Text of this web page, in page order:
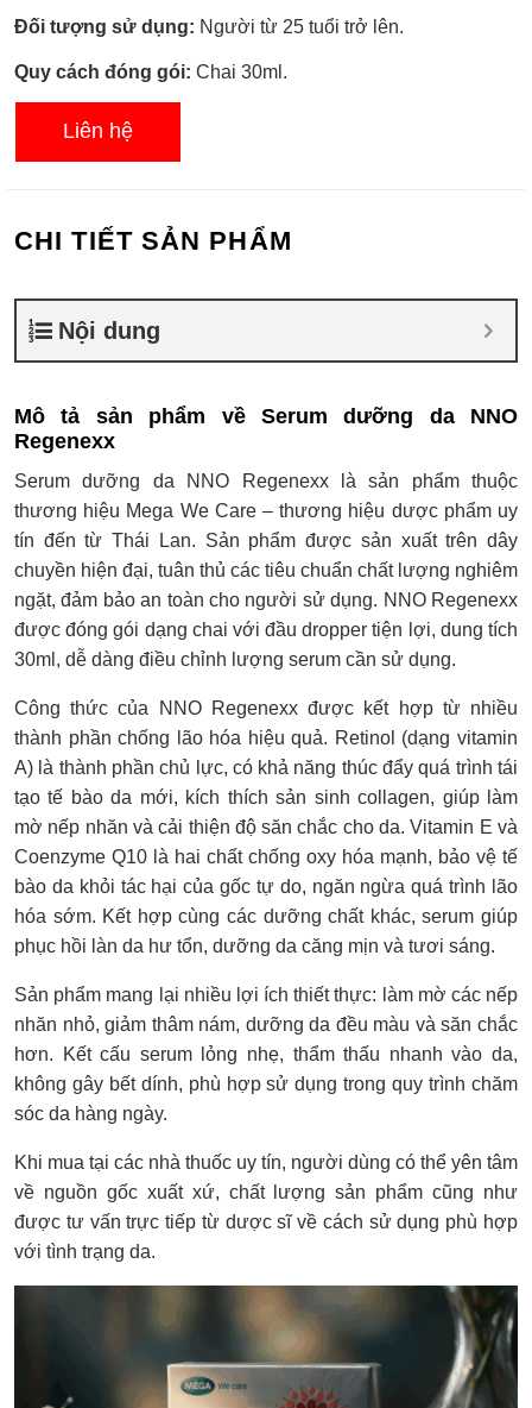
Đối tượng sử dụng: Người từ 25 tuổi trở lên.
Quy cách đóng gói: Chai 30ml.
Liên hệ
CHI TIẾT SẢN PHẨM
Nội dung
Mô tả sản phẩm về Serum dưỡng da NNO
Regenexx
Serum dưỡng da NNO Regenexx là sản phẩm thuộc
thương hiệu Mega We Care – thương hiệu dược phẩm uy
tín đến từ Thái Lan. Sản phẩm được sản xuất trên dây
chuyền hiện đại, tuân thủ các tiêu chuẩn chất lượng nghiêm
ngặt, đảm bảo an toàn cho người sử dụng. NNO Regenexx
được đóng gói dạng chai với đầu dropper tiện lợi, dung tích
30ml, dễ dàng điều chỉnh lượng serum cần sử dụng.
Công thức của NNO Regenexx được kết hợp từ nhiều
thành phần chống lão hóa hiệu quả. Retinol (dạng vitamin
A) là thành phần chủ lực, có khả năng thúc đẩy quá trình tái
tạo tế bào da mới, kích thích sản sinh collagen, giúp làm
mờ nếp nhăn và cải thiện độ săn chắc cho da. Vitamin E và
Coenzyme Q10 là hai chất chống oxy hóa mạnh, bảo vệ tế
bào da khỏi tác hại của gốc tự do, ngăn ngừa quá trình lão
hóa sớm. Kết hợp cùng các dưỡng chất khác, serum giúp
phục hồi làn da hư tổn, dưỡng da căng mịn và tươi sáng.
Sản phẩm mang lại nhiều lợi ích thiết thực: làm mờ các nếp
nhăn nhỏ, giảm thâm nám, dưỡng da đều màu và săn chắc
hơn. Kết cấu serum lỏng nhẹ, thẩm thấu nhanh vào da,
không gây bết dính, phù hợp sử dụng trong quy trình chăm
sóc da hàng ngày.
Khi mua tại các nhà thuốc uy tín, người dùng có thể yên tâm
về nguồn gốc xuất xứ, chất lượng sản phẩm cũng như
được tư vấn trực tiếp từ dược sĩ về cách sử dụng phù hợp
với tình trạng da.